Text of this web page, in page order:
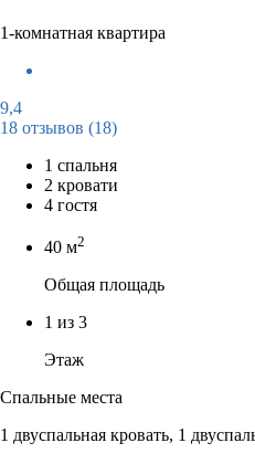
1-комнатная квартира
9,4
18 отзывов (18)
1 спальня
2 кровати
4 гостя
40 м2
Общая площадь
1 из 3
Этаж
Спальные места
1 двуспальная кровать, 1